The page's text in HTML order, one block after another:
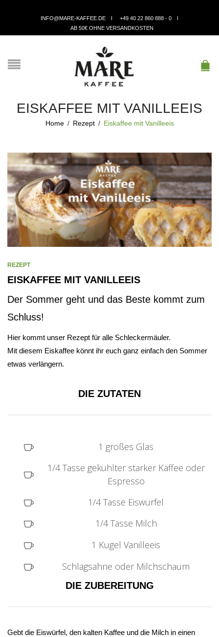
INFO@MARE-KAFFEE.DE
+49 40 22 860 888 - 0
AB 50€ OHNE VERSANDKOSTEN
EISKAFFEE MIT VANILLEEIS
Home / Rezept / Eiskaffee mit Vanilleeis
REZEPT
EISKAFFEE MIT VANILLEEIS
Der Sommer geht und das Beste kommt zum
Schluss!
Hier kommt unser Rezept für alle Schleckermäuler.
Mit diesem Eiskaffee könnt ihr euch ganz einfach den Sommer
etwas verlängern.
DIE ZUTATEN
1 großes Glas
1/4 Tasse gekühlter starker Kaffee oder
Espresso
1/4 Tasse Eiswürfel
1/4 Tasse Milch
1 Kugel Vanilleeis
Schlagsahne oder Milchschaum
DIE ZUBEREITUNG
Gebt die Eiswürfel, den kalten Kaffee und die Milch in einen